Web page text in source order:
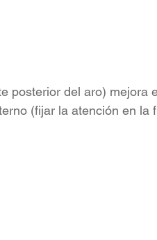
posterior del aro) mejora
(fijar la atención en la